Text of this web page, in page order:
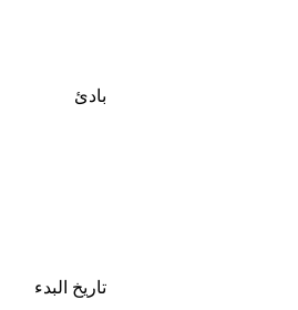
بادئ
تاريخ البدء